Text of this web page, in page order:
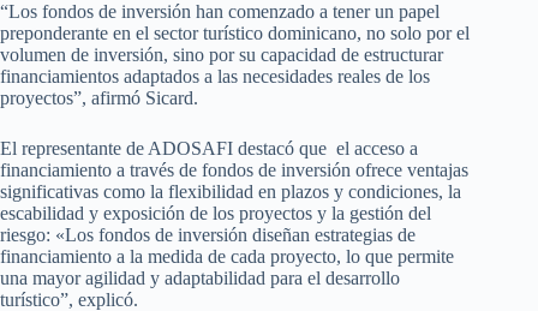
“Los fondos de inversión han comenzado a tener un papel
preponderante en el sector turístico dominicano, no solo por el
volumen de inversión, sino por su capacidad de estructurar
financiamientos adaptados a las necesidades reales de los
proyectos”, afirmó Sicard.
El representante de ADOSAFI destacó que el acceso a
financiamiento a través de fondos de inversión ofrece ventajas
significativas como la flexibilidad en plazos y condiciones, la
escabilidad y exposición de los proyectos y la gestión del
riesgo: «Los fondos de inversión diseñan estrategias de
financiamiento a la medida de cada proyecto, lo que permite
una mayor agilidad y adaptabilidad para el desarrollo
turístico”, explicó.